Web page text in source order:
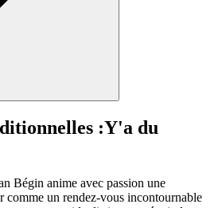
:Y'a du
Bégin anime avec passion une
comme un rendez-vous incontournable